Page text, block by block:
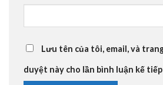
Lưu tên của tôi, email, và
duyệt này cho lần bình luận kế